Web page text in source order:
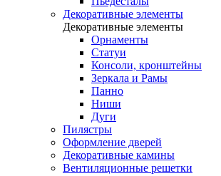
Декоративные элементы
Декоративные элементы
Орнаменты
Статуи
Консоли, кронштейны
Зеркала и Рамы
Панно
Ниши
Дуги
Пилястры
Оформление дверей
Декоративные камины
Вентиляционные решетки